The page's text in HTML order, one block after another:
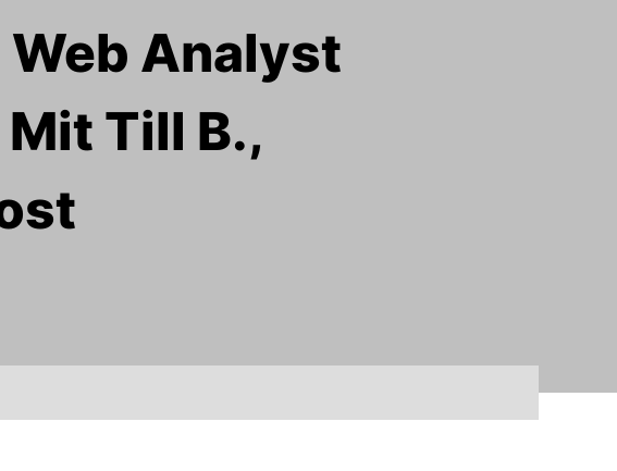
Analyst
Till B.,